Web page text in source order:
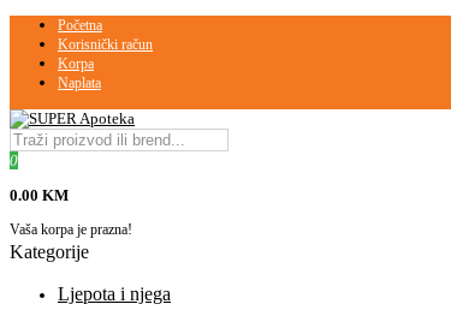
Početna
Korisnički račun
Korpa
Naplata
0
0.00 KM
Vaša korpa je prazna!
Kategorije
Ljepota i njega